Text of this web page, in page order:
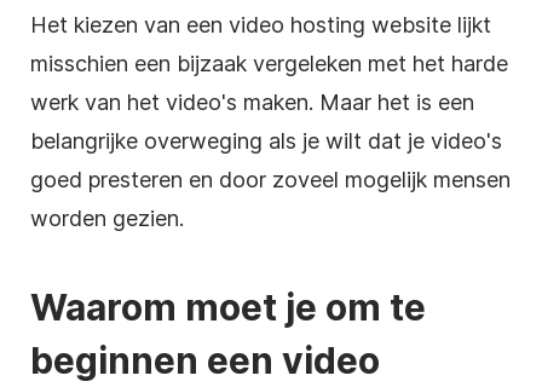
Het kiezen van een video hosting website lijkt
misschien een bijzaak vergeleken met het harde
werk van het video's maken. Maar het is een
belangrijke overweging als je wilt dat je video's
goed presteren en door zoveel mogelijk mensen
worden gezien.
Waarom moet je om te
beginnen een video